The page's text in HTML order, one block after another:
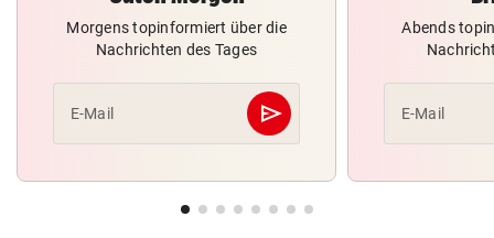
Morgens topinformiert über die
Nachrichten des Tages
E-Mail send
Abschicken
Abends
E-Mail